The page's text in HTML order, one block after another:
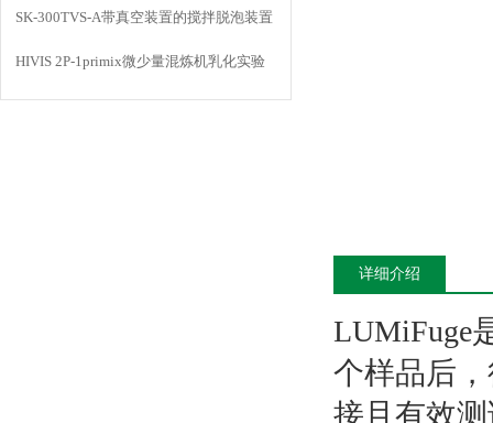
LINE MILL
SK-300TVS-A带真空装置的搅拌脱泡装置
HIVIS 2P-1primix微少量混炼机乳化实验
详细介绍
LUMiFuge
个样品后
接且有效